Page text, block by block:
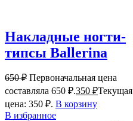
Накладные ногти-
типсы Ballerina
650₽ Первоначальная цена
составляла 650 ₽.350 ₽Текущая
цена: 350 ₽. В корзину
В избранное